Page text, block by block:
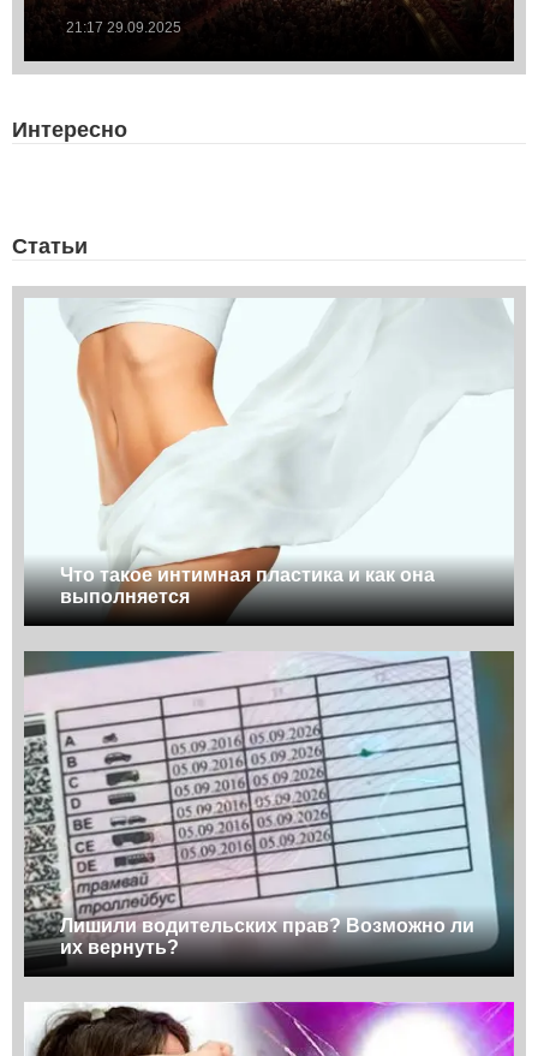
21:17 29.09.2025
Интересно
Статьи
Что такое интимная пластика и как она
выполняется
Лишили водительских прав? Возможно ли
их вернуть?